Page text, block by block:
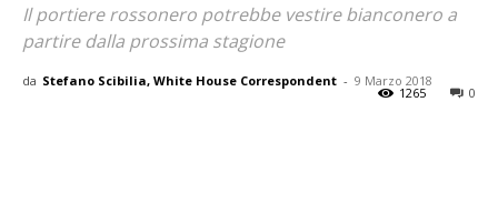
Il portiere rossonero potrebbe vestire bianconero a
partire dalla prossima stagione
da Stefano Scibilia, White House Correspondent - 9 Marzo 2018
0
1265